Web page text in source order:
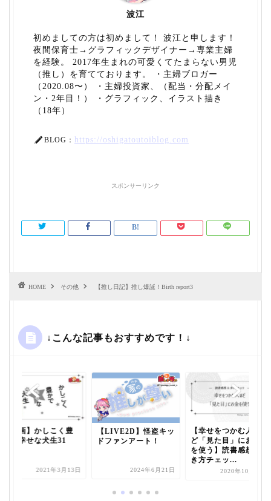
波江
初めましての方は初めまして！ 波江と申します！
夜間保育士→グラフィックデザイナー→専業主婦
を経験。 2017年生まれの可愛くてたまらない男児
（推し）を育てております。 ・主婦ブロガー
（2020.08〜） ・主婦投資家、（配当・分配メイ
ン・2年目！） ・グラフィック、イラスト描き
（18年）
BLOG： https://oshigatoutoiblog.com
スポンサーリンク
HOME その他 【推し日記】推し爆誕！Birth report3
↓こんな記事もおすすめです！↓
【漫画】かしこく豊
かで幸せな犬生31
2021年3月13日
【LIVE2D】怪盗キッ
ドファンアート！
2024年6月21日
【幸せをつかむ人ほ
ど「見た目」にお金
を使う】読書感想&歩
き方チェッ...
2020年10月30日